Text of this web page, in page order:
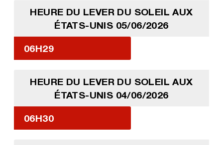
HEURE DU LEVER DU SOLEIL AUX
ÉTATS-UNIS 05/06/2026
06H29
HEURE DU LEVER DU SOLEIL AUX
ÉTATS-UNIS 04/06/2026
06H30